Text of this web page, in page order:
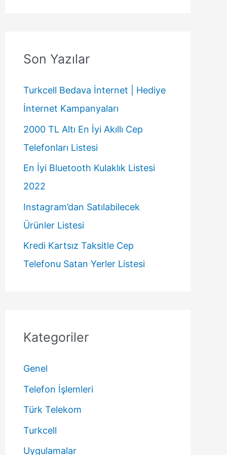
Son Yazılar
Turkcell Bedava İnternet | Hediye
İnternet Kampanyaları
2000 TL Altı En İyi Akıllı Cep
Telefonları Listesi
En İyi Bluetooth Kulaklık Listesi
2022
Instagram’dan Satılabilecek
Ürünler Listesi
Kredi Kartsız Taksitle Cep
Telefonu Satan Yerler Listesi
Kategoriler
Genel
Telefon İşlemleri
Türk Telekom
Turkcell
Uygulamalar